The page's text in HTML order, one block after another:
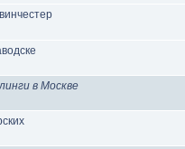
в Москве